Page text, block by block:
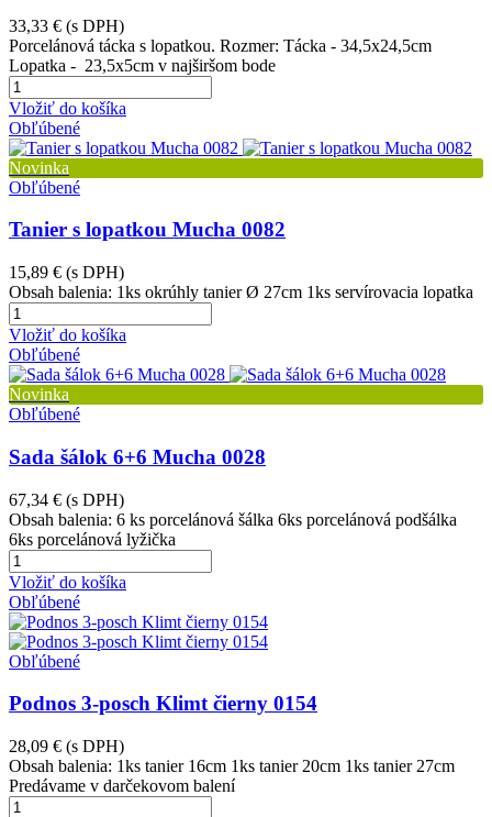
33,33 € (s DPH)
Porcelánová tácka s lopatkou. Rozmer: Tácka - 34,5x24,5cm
Lopatka - 23,5x5cm v najširšom bode
Vložiť do košíka
Obľúbené
Novinka
Obľúbené
Tanier s lopatkou Mucha 0082
15,89 € (s DPH)
Obsah balenia: 1ks okrúhly tanier Ø 27cm 1ks servírovacia lopatka
Vložiť do košíka
Obľúbené
Novinka
Obľúbené
Sada šálok 6+6 Mucha 0028
67,34 € (s DPH)
Obsah balenia: 6 ks porcelánová šálka 6ks porcelánová podšálka
6ks porcelánová lyžička
Vložiť do košíka
Obľúbené
Obľúbené
Podnos 3-posch Klimt čierny 0154
28,09 € (s DPH)
Obsah balenia: 1ks tanier 16cm 1ks tanier 20cm 1ks tanier 27cm
Predávame v darčekovom balení